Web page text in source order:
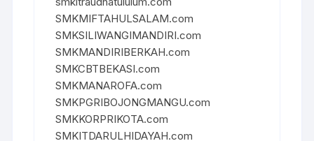
SMKMIFTAHULSALAM.com
SMKSILIWANGIMANDIRI.com
SMKMANDIRIBERKAH.com
SMKCBTBEKASI.com
SMKMANAROFA.com
SMKPGRIBOJONGMANGU.com
SMKKORPRIKOTA.com
SMKITDARULHIDAYAH.com